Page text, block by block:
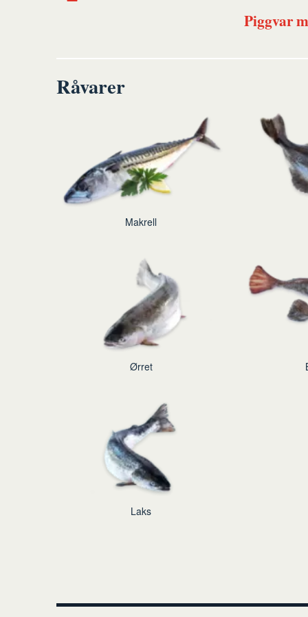
Piggvar
Råvarer
Makrell
Ørret
Laks